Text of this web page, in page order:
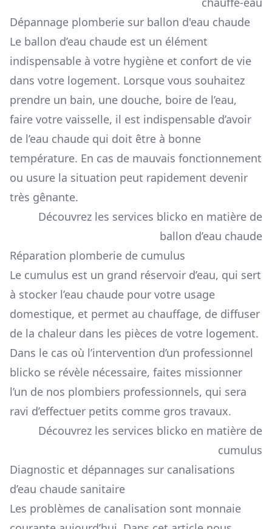
Dépannage plomberie sur ballon d'eau chaude
Le ballon d’eau chaude est un élément
indispensable à votre hygiène et confort de vie
dans votre logement. Lorsque vous souhaitez
prendre un bain, une douche, boire de l’eau,
faire votre vaisselle, il est indispensable d’avoir
de l’eau chaude qui doit être à bonne
température. En cas de mauvais fonctionnement
ou usure la situation peut rapidement devenir
très gênante.
Découvrez les services blicko en matière de
ballon d’eau chaude
Réparation plomberie de cumulus
Le cumulus est un grand réservoir d’eau, qui sert
à stocker l’eau chaude pour votre usage
domestique, et permet au chauffage, de diffuser
de la chaleur dans les pièces de votre logement.
Dans le cas où l’intervention d’un professionnel
blicko se révèle nécessaire, faites missionner
l’un de nos plombiers professionnels, qui sera
ravi d’effectuer petits comme gros travaux.
Découvrez les services blicko en matière de
cumulus
Diagnostic et dépannages sur canalisations
d’eau chaude sanitaire
Les problèmes de canalisation sont monnaie